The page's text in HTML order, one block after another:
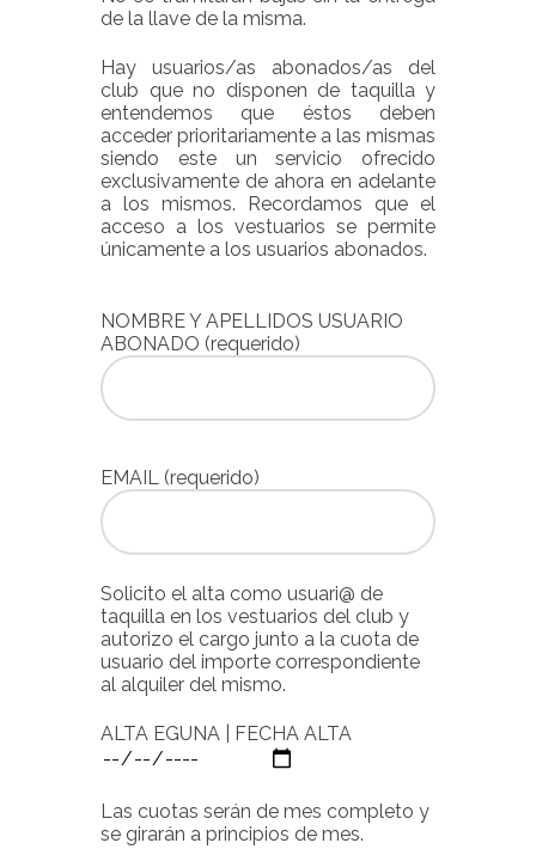
de la llave de la misma.
Hay usuarios/as abonados/as del
club que no disponen de taquilla y
entendemos que éstos deben
acceder prioritariamente a las mismas
siendo este un servicio ofrecido
exclusivamente de ahora en adelante
a los mismos. Recordamos que el
acceso a los vestuarios se permite
únicamente a los usuarios abonados.
NOMBRE Y APELLIDOS USUARIO
ABONADO (requerido)
EMAIL (requerido)
Solicito el alta como usuari@ de
taquilla en los vestuarios del club y
autorizo el cargo junto a la cuota de
usuario del importe correspondiente
al alquiler del mismo.
ALTA EGUNA | FECHA ALTA
Las cuotas serán de mes completo y
se girarán a principios de mes.